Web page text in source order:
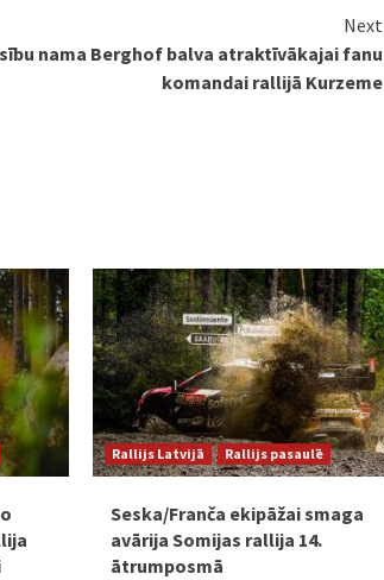
Next
nama Berghof balva atraktīvākajai fanu
komandai rallijā Kurzeme
Rallijs Latvijā Rallijs pasaulē
Seska/Franča ekipāžai smaga
avārija Somijas rallija 14.
ātrumposmā